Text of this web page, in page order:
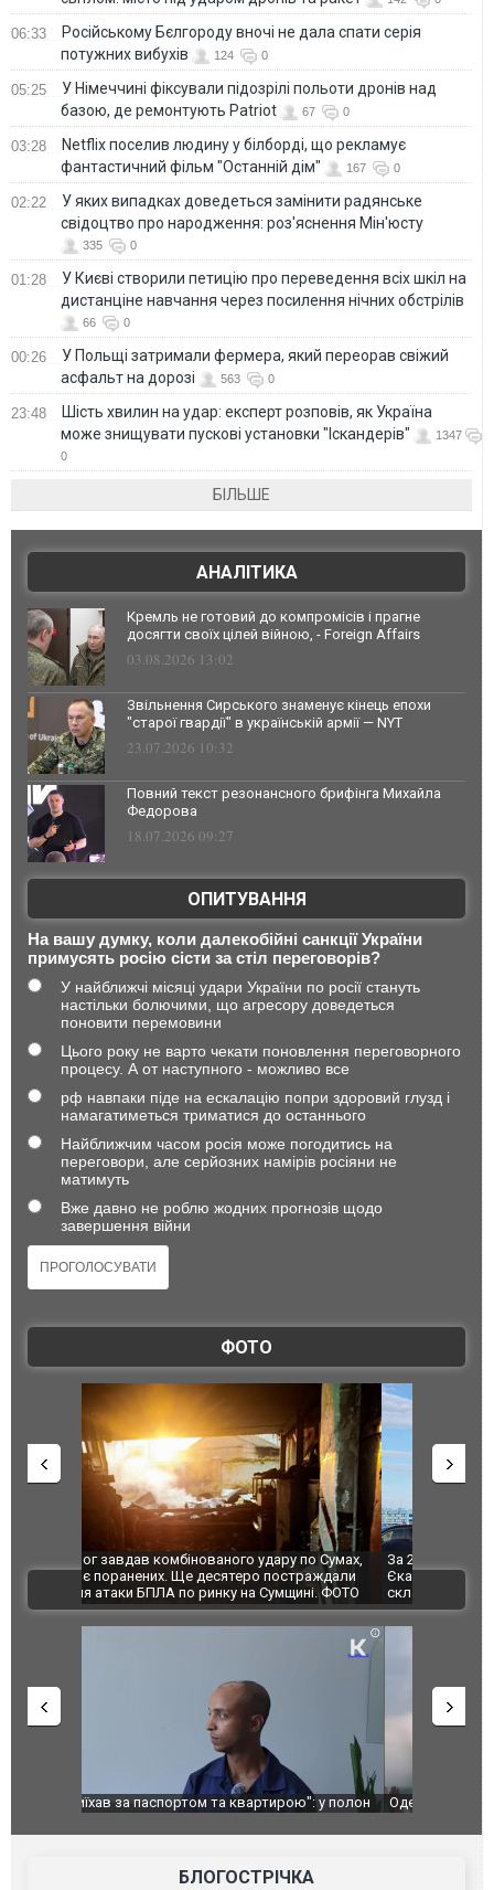
06:33
Російському Бєлгороду вночі не дала спати серія
потужних вибухів
124 0
05:25
У Німеччині фіксували підозрілі польоти дронів над
базою, де ремонтують Patriot
67 0
03:28
Netflix поселив людину у білборді, що рекламує
фантастичний фільм "Останній дім"
167 0
02:22
У яких випадках доведеться замінити радянське
свідоцтво про народження: роз'яснення Мін'юсту
335 0
01:28
У Києві створили петицію про переведення всіх шкіл на
дистанціне навчання через посилення нічних обстрілів
66 0
00:26
У Польщі затримали фермера, який переорав свіжий
асфальт на дорозі
563 0
23:48
Шість хвилин на удар: експерт розповів, як Україна
може знищувати пускові установки "Іскандерів"
1347
0
БІЛЬШЕ
АНАЛІТИКА
Кремль не готовий до компромісів і прагне
досягти своїх цілей війною, - Foreign Affairs
03.08.2026 13:02
Звільнення Сирського знаменує кінець епохи
"старої гвардії" в українській армії — NYT
23.07.2026 10:32
Повний текст резонансного брифінга Михайла
Федорова
18.07.2026 09:27
ОПИТУВАННЯ
На вашу думку, коли далекобійні санкції України
примусять росію сісти за стіл переговорів?
У найближчі місяці удари України по росії стануть
настільки болючими, що агресору доведеться
поновити перемовини
Цього року не варто чекати поновлення переговорного
процесу. А от наступного - можливо все
рф навпаки піде на ескалацію попри здоровий глузд і
намагатиметься триматися до останнього
Найближчим часом росія може погодитись на
переговори, але серйозних намірів росіяни не
матимуть
Вже давно не роблю жодних прогнозів щодо
завершення війни
ФОТО
За 2000 кілометрів від кордону з Україною: в
Єкатеринбурзі після атаки дронів загорівся
склад Wildberries. ФОТО. ВІДЕО
"Мої
ВІДЕО
Одесу накрила потужна злива з градом та
Вже
БЛОГОСТРІЧКА